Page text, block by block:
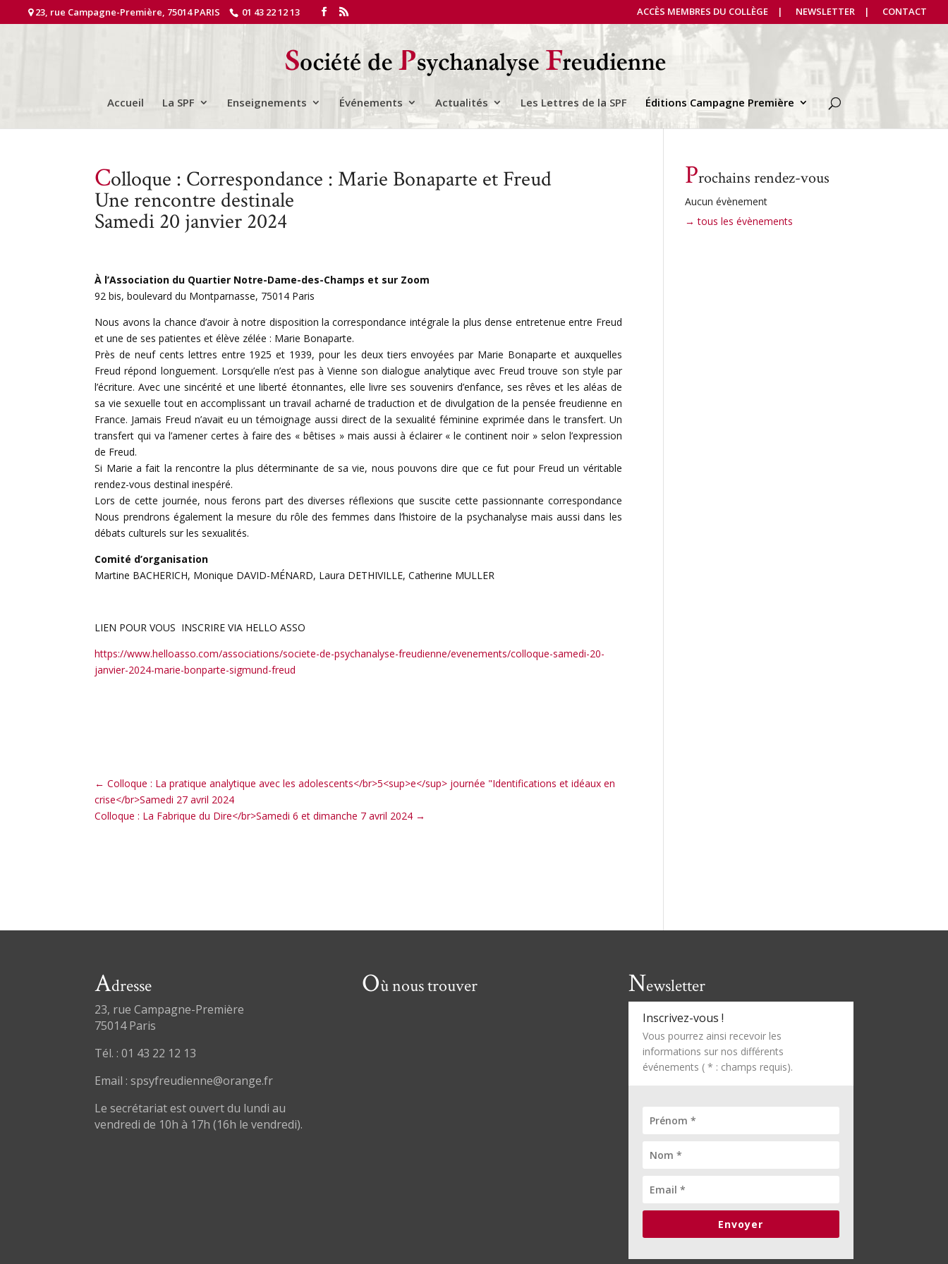
23, rue Campagne-Première, 75014 PARIS 01 43 22 12 13 ACCÈS MEMBRES DU COLLÈGE NEWSLETTER CONTACT
Accueil La SPF Enseignements Événements Actualités Les Lettres de la SPF Éditions Campagne Première
Colloque : Correspondance : Marie Bonaparte et Freud
Une rencontre destinale
Samedi 20 janvier 2024
À l’Association du Quartier Notre-Dame-des-Champs et sur Zoom
92 bis, boulevard du Montparnasse, 75014 Paris
Nous avons la chance d’avoir à notre disposition la correspondance intégrale la plus dense entretenue entre Freud
et une de ses patientes et élève zélée : Marie Bonaparte.
Près de neuf cents lettres entre 1925 et 1939, pour les deux tiers envoyées par Marie Bonaparte et auxquelles
Freud répond longuement. Lorsqu’elle n’est pas à Vienne son dialogue analytique avec Freud trouve son style par
l’écriture. Avec une sincérité et une liberté étonnantes, elle livre ses souvenirs d’enfance, ses rêves et les aléas de
sa vie sexuelle tout en accomplissant un travail acharné de traduction et de divulgation de la pensée freudienne en
France. Jamais Freud n’avait eu un témoignage aussi direct de la sexualité féminine exprimée dans le transfert. Un
transfert qui va l’amener certes à faire des « bêtises » mais aussi à éclairer « le continent noir » selon l’expression
de Freud.
Si Marie a fait la rencontre la plus déterminante de sa vie, nous pouvons dire que ce fut pour Freud un véritable
rendez-vous destinal inespéré.
Lors de cette journée, nous ferons part des diverses réflexions que suscite cette passionnante correspondance
Nous prendrons également la mesure du rôle des femmes dans l’histoire de la psychanalyse mais aussi dans les
débats culturels sur les sexualités.
Comité d’organisation
Martine BACHERICH, Monique DAVID-MÉNARD, Laura DETHIVILLE, Catherine MULLER
LIEN POUR VOUS INSCRIRE VIA HELLO ASSO
https://www.helloasso.com/associations/societe-de-psychanalyse-freudienne/evenements/colloque-samedi-20-
janvier-2024-marie-bonparte-sigmund-freud
←Colloque : La pratique analytique avec les adolescents</br>5<sup>e</sup> journée "Identifications et idéaux en
crise</br>Samedi 27 avril 2024
Colloque : La Fabrique du Dire</br>Samedi 6 et dimanche 7 avril 2024 →
Prochains rendez-vous
Aucun évènement
→ tous les évènements
Adresse
23, rue Campagne-Première
75014 Paris
Tél. : 01 43 22 12 13
Email : spsyfreudienne@orange.fr
Le secrétariat est ouvert du lundi au
vendredi de 10h à 17h (16h le vendredi).
Où nous trouver Newsletter
Inscrivez-vous !
Vous pourrez ainsi recevoir les
informations sur nos différents
événements ( * : champs requis).
Envoyer